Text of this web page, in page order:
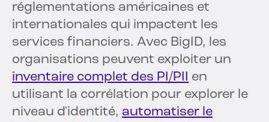
réglementations américaines et
internationales qui impactent les
services financiers. Avec BigID, les
organisations peuvent exploiter un
inventaire complet des PI/PII en
utilisant la corrélation pour explorer le
niveau d'identité, automatiser le